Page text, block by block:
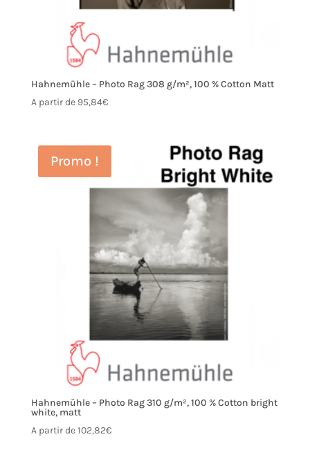
Hahnemühle – Photo Rag 308 g/m², 100 % Cotton Matt
A partir de 95,84€
Promo !
Hahnemühle – Photo Rag 310 g/m², 100 % Cotton bright
white, matt
A partir de102,82€